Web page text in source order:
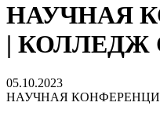
НАУЧНАЯ
| КОЛЛЕДЖ
05.10.2023
НАУЧНАЯ